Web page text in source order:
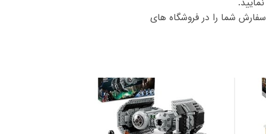
سفارش شما را در فروشگاه های